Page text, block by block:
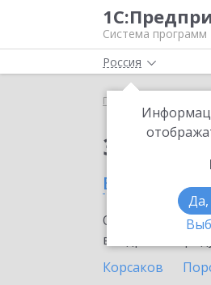
Система программ
Россия
Да,
Главная
в Южно-
Ознакомьтесь
внедрение
Корсаков